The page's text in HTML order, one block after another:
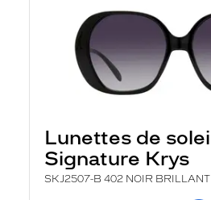
Lunettes de
Signature Krys
SKJ2507-B 402 NOIR BRILLANT